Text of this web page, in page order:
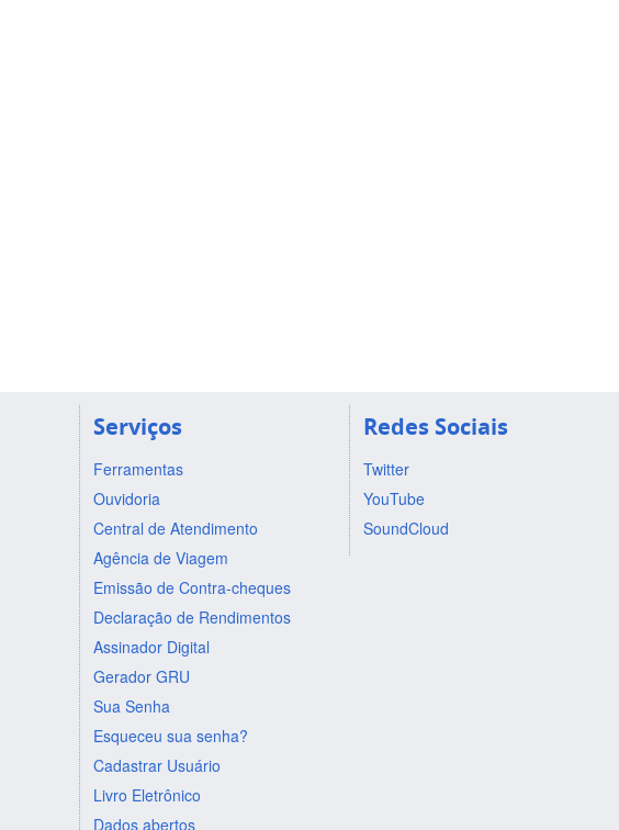
Serviços
Ferramentas
Ouvidoria
Central de Atendimento
Agência de Viagem
Emissão de Contra-cheques
Declaração de Rendimentos
Assinador Digital
Gerador GRU
Sua Senha
Esqueceu sua senha?
Cadastrar Usuário
Livro Eletrônico
Dados abertos
Redes Sociais
Twitter
YouTube
SoundCloud